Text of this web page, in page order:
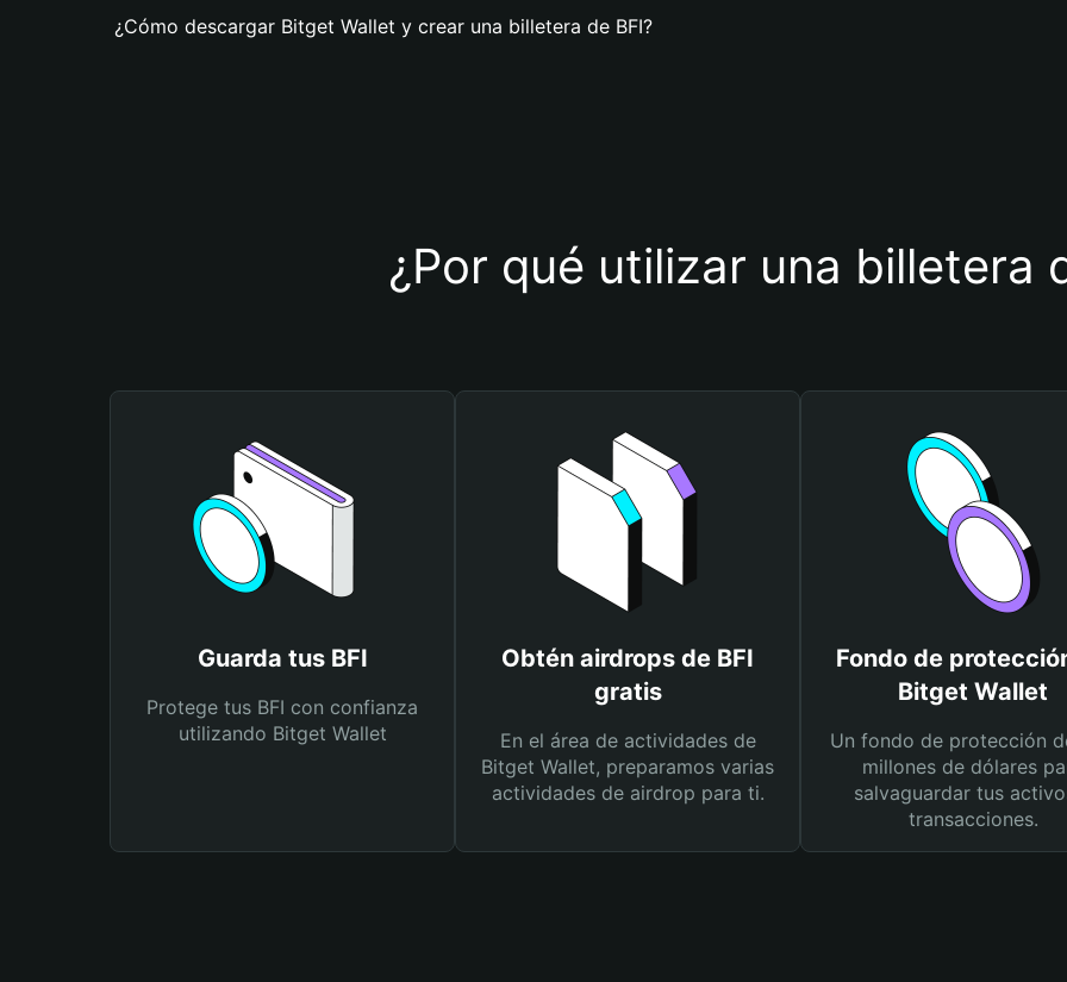
¿Cómo descargar Bitget Wallet y crear una billetera de BFI?
¿Por qué utilizar una billetera
Guarda tus BFI
Protege tus BFI con confianza
utilizando Bitget Wallet
Obtén airdrops de BFI
gratis
En el área de actividades de
Bitget Wallet, preparamos varias
actividades de airdrop para ti.
Fondo de
Bitget Wallet
Un fondo de protección
millones de dólares
salvaguardar tus
transacciones.